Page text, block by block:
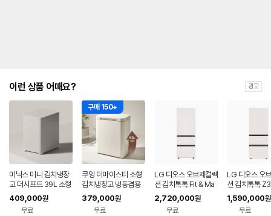
이런 상품 어때요? 광고
미닉스 미니 김치냉장
고 더시프트 39L 소형
뚜껑형
409,000원
무료
구매 150+
쿠잉 더마이스터 소형
김치냉장고 냉동겸용
뚜껑형 발효숙성 K05
5CGGB 그레이지
379,000원
무료
LG 디오스 오브제컬렉
션 김치톡톡 Fit & Ma
x Z334GBB171
2,720,000원
무료
LG 디오스 오
션 김치톡톡
EF11
1,590,000원
무료